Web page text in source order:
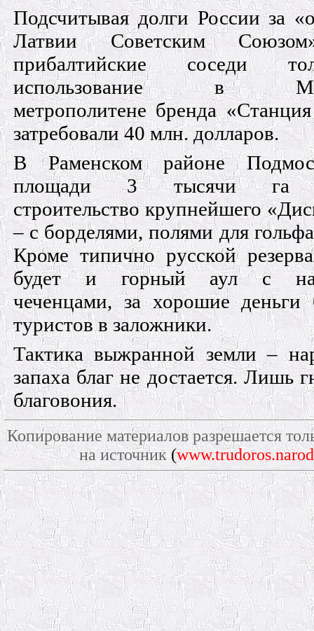
Подсчитывая долги России за
Латвии Советским
прибалтийские соседи
использование в
метрополитене бренда
затребовали 40 млн. долларов.
В Раменском районе
площади 3 тысячи га
строительство крупнейшего
– с борделями, полями для
Кроме типично русской
будет и горный аул с
чеченцами, за хорошие деньги
туристов в заложники.
Тактика выжранной земли –
запаха благ не достается. Лишь
благовония.
Копирование материалов разрешается
на источник(